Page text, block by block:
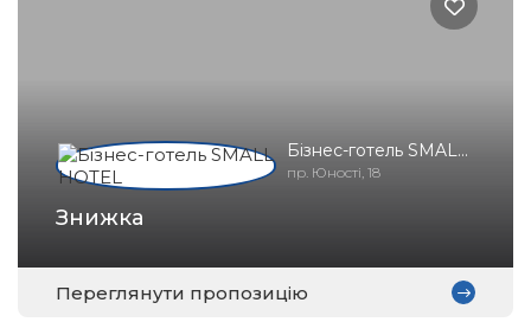
Бізнес-готель SMALL
HOTEL
пр. Юності, 18
Знижка
Переглянути пропозицію